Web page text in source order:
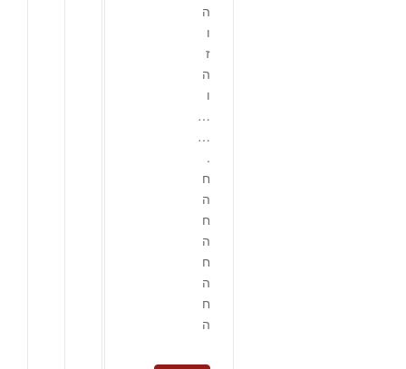
ה
ו
ז
ה
ו
…
…
.
ח
ה
ח
ה
ח
ה
ח
ה